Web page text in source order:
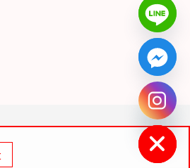
Hide
chaty